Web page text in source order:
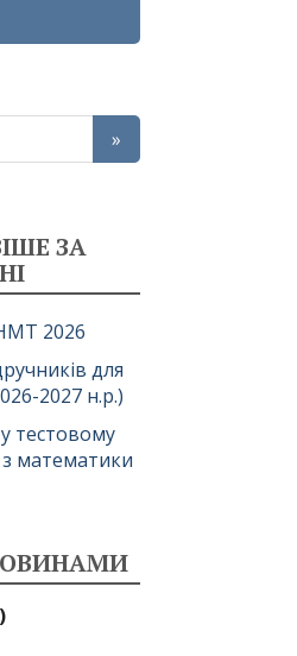
ЗА
2026
для
2027 н.р.)
тестовому
математики